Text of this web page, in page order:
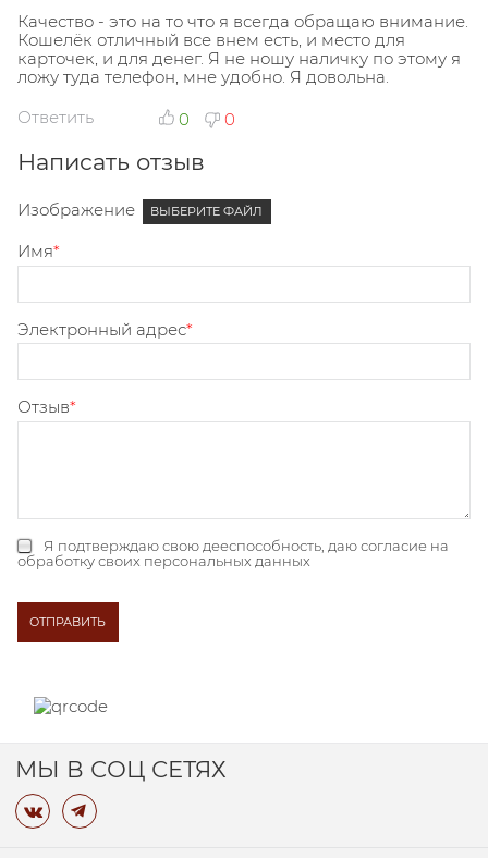
Качество - это на то что я всегда обращаю внимание.
Кошелёк отличный все внем есть, и место для
карточек, и для денег. Я не ношу наличку по этому я
ложу туда телефон, мне удобно. Я довольна.
Ответить
0 0
Написать отзыв
Изображение ВЫБЕРИТЕ ФАЙЛ
Имя
Электронный адрес
Отзыв
Я подтверждаю свою дееспособность, даюсогласие на
обработку своих персональных данных
МЫ В СОЦ СЕТЯХ